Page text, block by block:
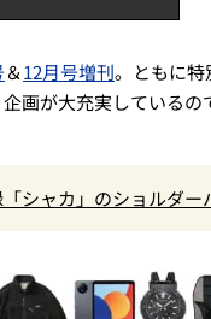
＆12月号増刊。ともに特
画が大充実しているの
シャカ」のショルダ